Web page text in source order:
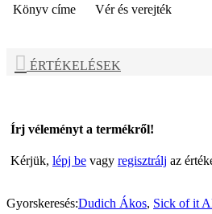
Könyv címe
Vér és verejték
ÉRTÉKELÉSEK
Írj véleményt a termékről!
Kérjük, lépj be vagy regisztrálj az
Gyorskeresés:Dudich Ákos, Sick of it